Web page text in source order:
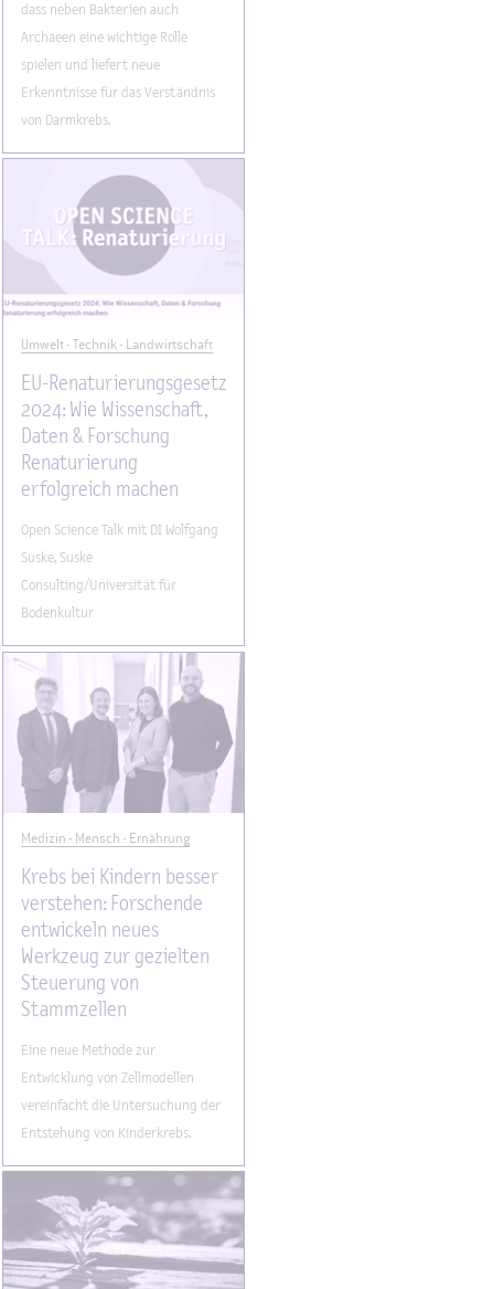
dass neben Bakterien auch
Archaeen eine wichtige Rolle
spielen und liefert neue
Erkenntnisse für das Verständnis
von Darmkrebs.
Umwelt - Technik - Landwirtschaft
EU-Renaturierungsgesetz
2024: Wie Wissenschaft,
Daten & Forschung
Renaturierung
erfolgreich machen
Open Science Talk mit DI Wolfgang
Suske, Suske
Consulting/Universität für
Bodenkultur
Medizin - Mensch - Ernährung
Krebs bei Kindern besser
verstehen: Forschende
entwickeln neues
Werkzeug zur gezielten
Steuerung von
Stammzellen
Eine neue Methode zur
Entwicklung von Zellmodellen
vereinfacht die Untersuchung der
Entstehung von Kinderkrebs.